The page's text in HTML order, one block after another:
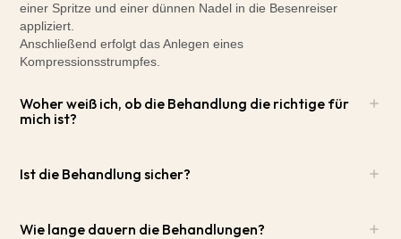
einer Spritze und einer dünnen Nadel in die Besenreiser
appliziert.
Anschließend erfolgt das Anlegen eines
Kompressionsstrumpfes.
Woher weiß ich, ob die Behandlung die richtige für
mich ist?
Ist die Behandlung sicher?
Wie lange dauern die Behandlungen?